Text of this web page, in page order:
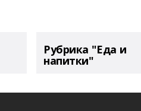
Рубрика "Еда и
напитки"